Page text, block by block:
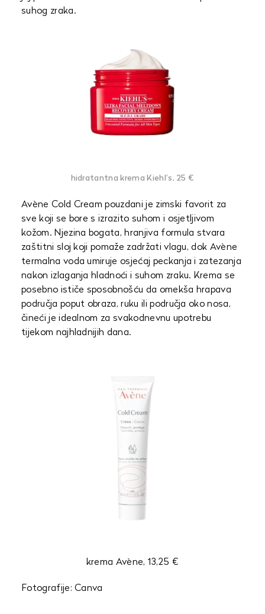
suhog zraka.
hidratantna krema Kiehl’s, 25 €
Avène Cold Cream pouzdani je zimski favorit za
sve koji se bore s izrazito suhom i osjetljivom
kožom. Njezina bogata, hranjiva formula stvara
zaštitni sloj koji pomaže zadržati vlagu, dok Avène
termalna voda umiruje osjećaj peckanja i zatezanja
nakon izlaganja hladnoći i suhom zraku. Krema se
posebno ističe sposobnošću da omekša hrapava
područja poput obraza, ruku ili područja oko nosa,
čineći je idealnom za svakodnevnu upotrebu
tijekom najhladnijih dana.
krema Avène, 13,25 €
Fotografije: Canva